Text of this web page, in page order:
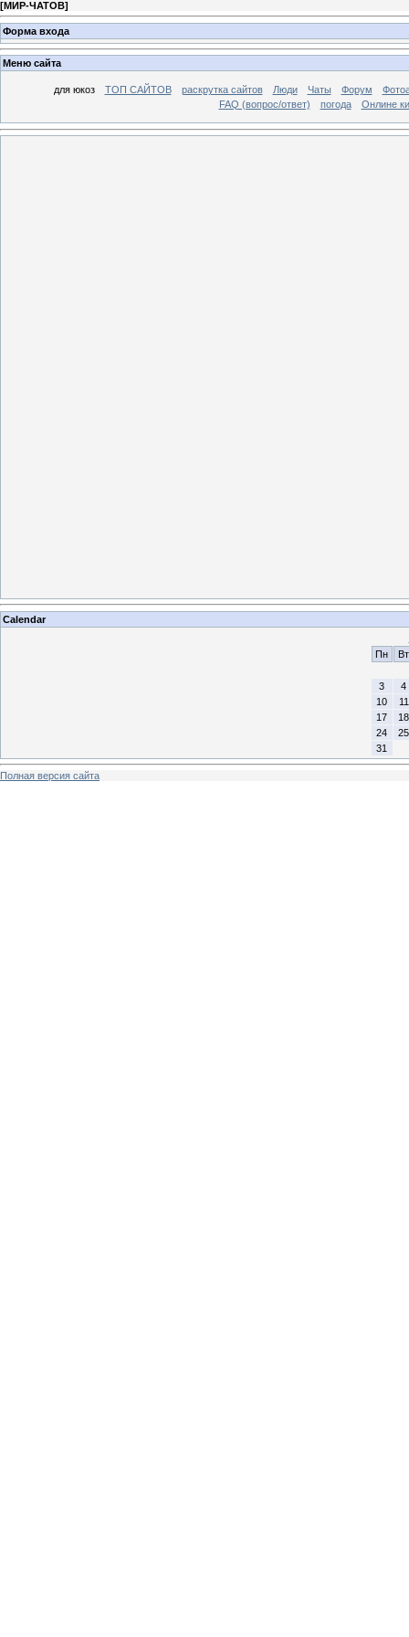
[МИР-ЧАТОВ]
Форма входа
Меню сайта
для юкоз ТОП САЙТОВ раскрутка сайтов Люди Чаты Форум
FAQ (вопрос/ответ)
погода Онлине
Calendar
Пн
Вт
3
4
10
11
17
18
24
25
31
Полная версия сайта